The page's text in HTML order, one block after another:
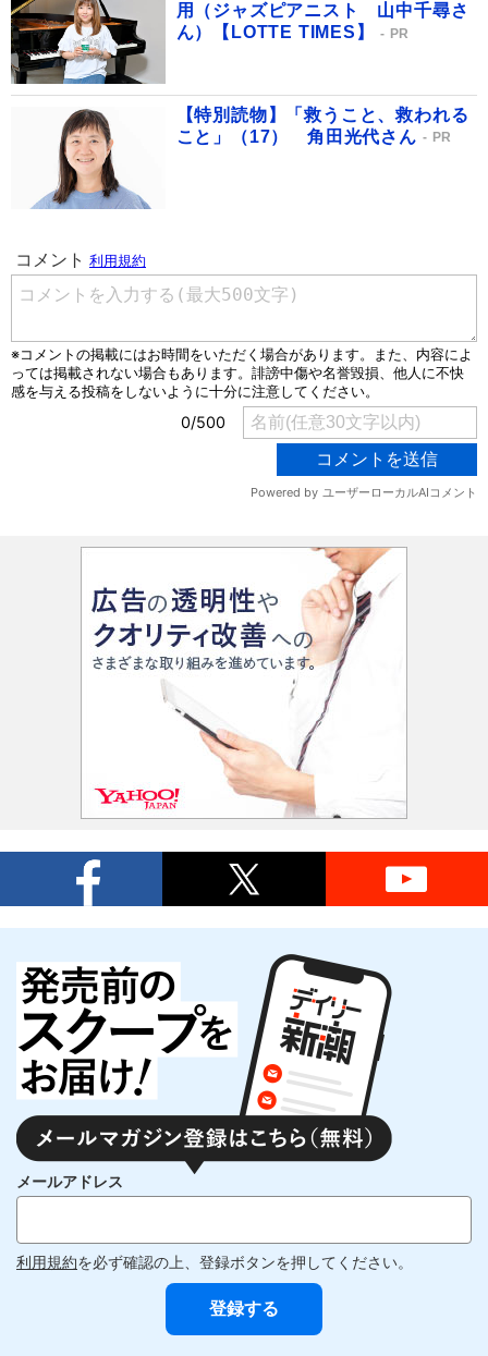
用（ジャズピアニスト 山中千尋さ
ん）【LOTTE TIMES】
PR
【特別読物】「救うこと、救われる
こと」（17） 角田光代さん
PR
メールアドレス
利用規約を必ず確認の上、登録ボタンを押してください。